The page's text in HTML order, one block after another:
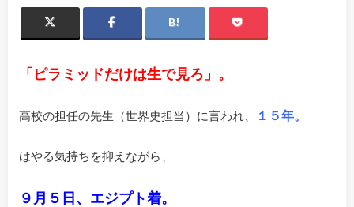
「ピラミッドだけは生で見ろ」。
高校の担任の先生（世界史担当）に言われ、 １５年。
はやる気持ちを抑えながら、
９月５日、エジプト着。